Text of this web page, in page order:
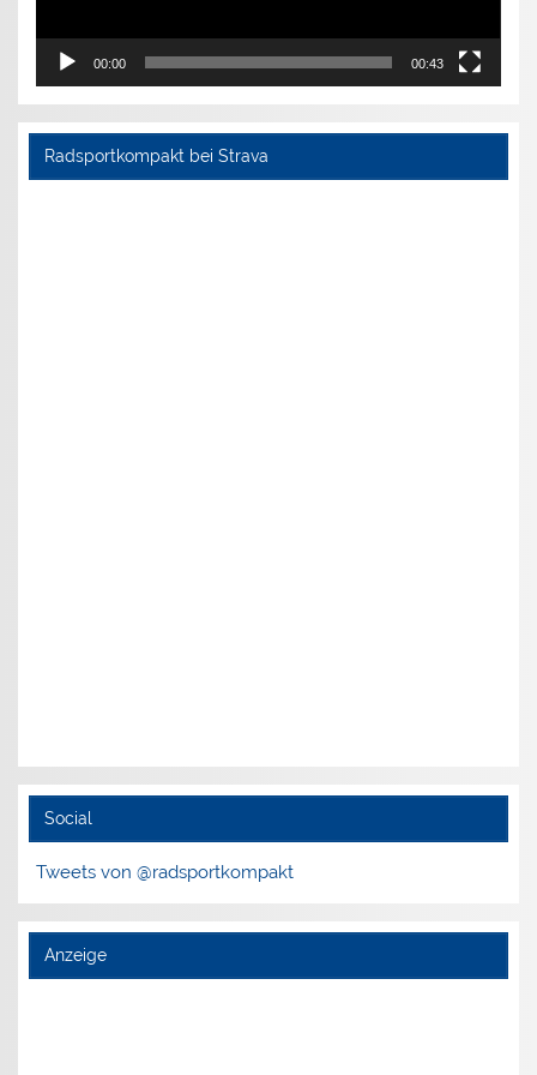
00:00 00:43
Radsportkompakt bei Strava
Social
Tweets von @radsportkompakt
Anzeige